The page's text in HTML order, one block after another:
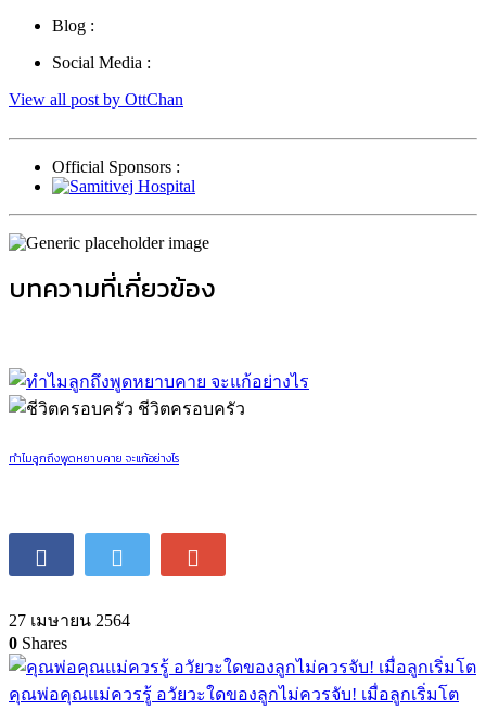
Blog :
Social Media :
View all post by OttChan
Official Sponsors :
บทความที่เกี่ยวข้อง
ชีวิตครอบครัว
ทำไมลูกถึงพูดหยาบคาย จะแก้อย่างไร
27 เมษายน 2564
0 Shares
คุณพ่อคุณแม่ควรรู้ อวัยวะใดของลูกไม่ควรจับ! เมื่อลูกเริ่มโต